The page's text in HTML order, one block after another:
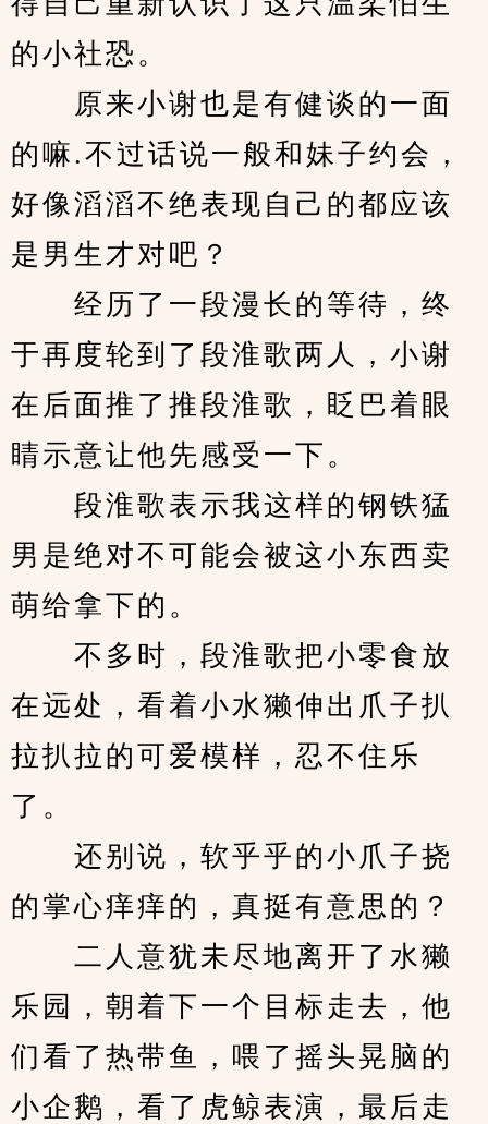
的小社恐。
原来小谢也是有健谈的一面
的嘛.不过话说一般和妹子约会，
好像滔滔不绝表现自己的都应该
是男生才对吧？
经历了一段漫长的等待，终
于再度轮到了段淮歌两人，小谢
在后面推了推段淮歌，眨巴着眼
睛示意让他先感受一下。
段淮歌表示我这样的钢铁猛
男是绝对不可能会被这小东西卖
萌给拿下的。
不多时，段淮歌把小零食放
在远处，看着小水獭伸出爪子扒
拉扒拉的可爱模样，忍不住乐
了。
还别说，软乎乎的小爪子挠
的掌心痒痒的，真挺有意思的？
二人意犹未尽地离开了水獭
乐园，朝着下一个目标走去，他
们看了热带鱼，喂了摇头晃脑的
小企鹅，看了虎鲸表演，最后走